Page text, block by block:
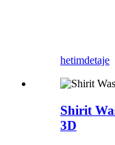
hetimdetaje
Shirit
3D